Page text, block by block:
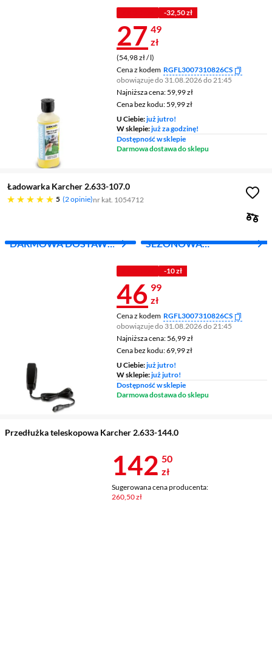
-32,50 zł
Cena 27,49
27 49
zł
(54,98 zł / l)
Cena z kodem RGFL3007310826CS
obowiązuje do 31.08.2026 do 21:45
Najniższa cena: 59,99 zł
Najniższa cena: 59,99 zł
Cena bez kodu: 59,99 zł
Cena bez kodu: 59,99 zł
U Ciebie:już jutro!
W sklepie:już za godzinę!
Dostępność w sklepie
Darmowa dostawa do sklepu
Ładowarka Karcher 2.633-107.0
5
pięć gwiazdek 2 opinie nr kat. 1054712
DARMOWA DOSTAWA
SEZONOWA
-10 zł
Cena 46,99
46 99
zł
Cena z kodem RGFL3007310826CS
obowiązuje do 31.08.2026 do 21:45
Najniższa cena: 56,99 zł
Najniższa cena: 56,99 zł
Cena bez kodu: 69,99 zł
Cena bez kodu:69,99 zł
U Ciebie:już jutro!
W sklepie:już jutro!
Dostępność w sklepie
Darmowa dostawa do sklepu
Przedłużka teleskopowa Karcher 2.633-144.0
Cena 142,50
142 50
zł
Sugerowana cena producenta:
260,50 zł